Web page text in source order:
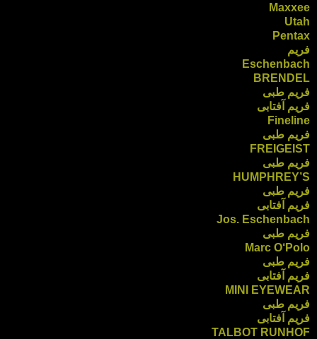
Maxxee
Utah
Pentax
فریم
Eschenbach
BRENDEL
فریم طبی
فریم آفتابی
Fineline
فریم طبی
FREIGEIST
فریم طبی
HUMPHREY’S
فریم طبی
فریم آفتابی
Jos. Eschenbach
فریم طبی
Marc O‘Polo
فریم طبی
فریم آفتابی
MINI EYEWEAR
فریم طبی
فریم آفتابی
TALBOT RUNHOF